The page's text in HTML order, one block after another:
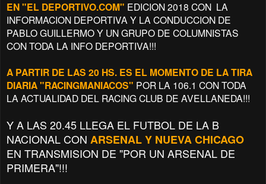
EN "EL DEPORTIVO.COM" EDICION 2018 CON LA
INFORMACION DEPORTIVA Y LA CONDUCCION DE
PABLO GUILLERMO Y UN GRUPO DE COLUMNISTAS
CON TODA LA INFO DEPORTIVA!!!
A PARTIR DE LAS 20 HS. ES EL MOMENTO DE LA TIRA
DIARIA "RACINGMANIACOS" POR LA 106.1 CON TODA
LA ACTUALIDAD DEL RACING CLUB DE AVELLANEDA!!!
Y A LAS 20.45 LLEGA EL FUTBOL DE LA B
NACIONAL CON ARSENAL Y NUEVA CHICAGO
EN TRANSMISION DE "POR UN ARSENAL DE
PRIMERA"!!!